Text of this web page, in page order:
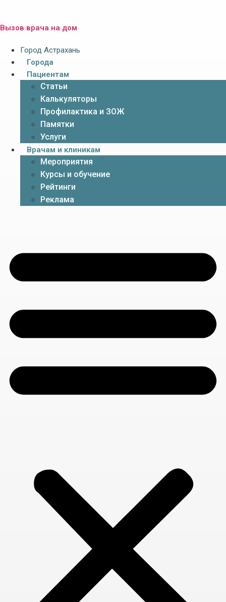
Вызов врача на дом
Город Астрахань
Города
Пациентам
Статьи
Калькуляторы
Профилактика и ЗОЖ
Памятки
Услуги
Врачам и клиникам
Мероприятия
Курсы и обучение
Рейтинги
Реклама